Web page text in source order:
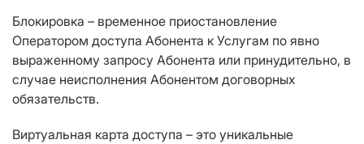
Блокировка – временное приостановление
Оператором доступа Абонента к Услугам по явно
выраженному запросу Абонента или принудительно, в
случае неисполнения Абонентом договорных
обязательств.
Виртуальная карта доступа – это уникальные